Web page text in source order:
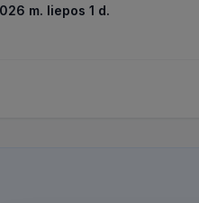
m. liepos 1 d.